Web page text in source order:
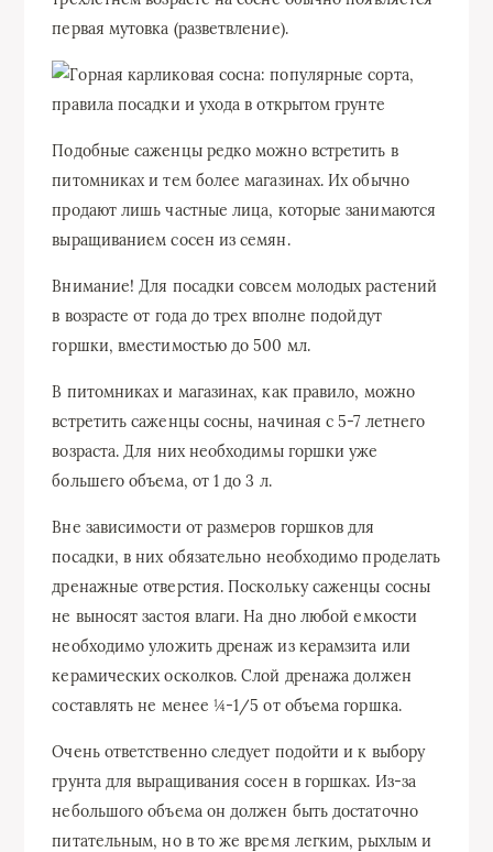
первая мутовка (разветвление).
Подобные саженцы редко можно встретить в
питомниках и тем более магазинах. Их обычно
продают лишь частные лица, которые занимаются
выращиванием сосен из семян.
Внимание! Для посадки совсем молодых растений
в возрасте от года до трех вполне подойдут
горшки, вместимостью до 500 мл.
В питомниках и магазинах, как правило, можно
встретить саженцы сосны, начиная с 5-7 летнего
возраста. Для них необходимы горшки уже
большего объема, от 1 до 3 л.
Вне зависимости от размеров горшков для
посадки, в них обязательно необходимо проделать
дренажные отверстия. Поскольку саженцы сосны
не выносят застоя влаги. На дно любой емкости
необходимо уложить дренаж из керамзита или
керамических осколков. Слой дренажа должен
составлять не менее ¼-1/5 от объема горшка.
Очень ответственно следует подойти и к выбору
грунта для выращивания сосен в горшках. Из-за
небольшого объема он должен быть достаточно
питательным, но в то же время легким, рыхлым и